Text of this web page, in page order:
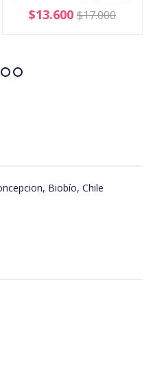
$13.600 $17.000
Biobío, Chile